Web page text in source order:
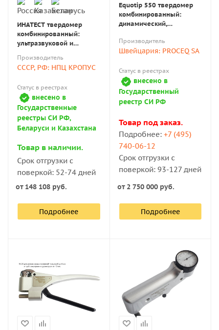
ИНАТЕСТ твердомер
комбинированный:
ультразвуковой и
Производитель
СССР, РФ: НПЦ КРОПУС
Статус в реестрах
внесено в
Государственные
реестры СИ РФ,
Беларуси и Казахстана
Товар в наличии.
Срок отгрузки с
поверкой: 52-74 дней
от 148 108 руб.
Подробнее
Equotip 550 твердомер
комбинированный:
динамический,
статический по Rockwell
(на выбор)
Производитель
Швейцария: PROCEQ SA
Статус в реестрах
внесено в
Государственный
реестр СИ РФ
Товар под заказ.
Подробнее: +7 (495)
740-06-12
Срок отгрузки с
поверкой: 93-127 дней
от 2 750 000 руб.
Подробнее